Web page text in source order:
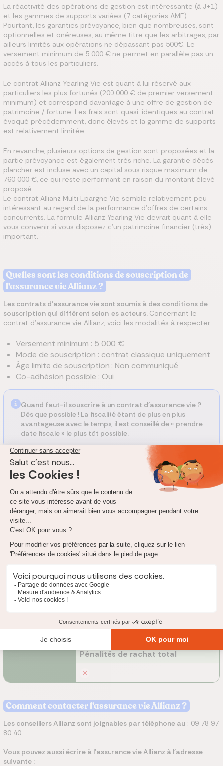
La réactivité des opérations de gestion est intéressante (à J+1)
et les gammes de supports variées (7 catégories AMF).
Pourtant, les garanties prévoyance, bien que nombreuses, sont
optionnelles et onéreuses, au même titre que les arbitrages, par
ailleurs limités aux opérations ne dépassant pas 500€. Le
versement minimum de 5 000 € ne permet en parallèle pas un
accès à tous les particuliers.
Le contrat Allianz Yearling Vie est quant à lui réservé aux
particuliers les plus fortunés (200 000 € de premier versement
minimum) et correspond davantage à une offre de gestion de
patrimoine / fortune. Les frais sont quasi-identiques au contrat
évoqué précédemment, donc élevés et la gamme de supports
est relativement limitée.
En revanche, plusieurs options de gestion sont proposées et la
partie prévoyance est également très riche. La garantie décès
plancher est incluse avec un capital sous risque maximum de
760 000 €, ce qui reste performant en raison du montant élevé
proposé.
Le contrat Allianz Multi Epargne Vie semble relativement peu
intéressant au regard de la performance d’offres de certains
concurrents. La formule Allianz Yearling Vie devrait quant à elle
vous convenir si vous disposez d’un patrimoine financier (très)
important.
Quelles sont les conditions de souscription de
l'assurance vie Allianz ?
Les contrats d’assurance vie sont soumis à des conditions de
souscription qui diffèrent selon les acteurs. Concernant le
contrat d'assurance vie Allianz, voici les modalités à respecter :
Versement minimum : 5 000 €
Mode de souscription : contrat classique uniquement
Âge limite de souscription : Non communiqué
Co-adhésion possible : Oui
Quand faut-il souscrire à un contrat d’assurance vie ?
Dès que possible ! La fiscalité étant de plus en plus
avantageuse avec le temps, il est conseillé de « prendre
date fiscale » le plus tôt possible.
Comment fonctionne le rachat de l’assurance vie
Allianz ?
Selon les contrats, il vous est possible de demander le
l’avance de votre assurance vie.Cette transaction est soumise à
des règles, en fonction de la date d’ancienneté de votre contrat
(avant ou après le 27 septembre 2017).
Chez Allianz, voici les options qui s’offrent à vous en cas de
besoin de liquidités :
Avance
Rachat partiel
Pénalités de rachat total
Comment contacter l'assurance vie Allianz ?
Les conseillers Allianz sont joignables par téléphone au : 09 78 97
80 40
Vous pouvez aussi écrire à l'assurance vie Allianz à l'adresse
suivante :